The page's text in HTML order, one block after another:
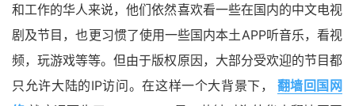
和工作的华人来说，他们依然喜欢看一些在国内的中文电视
剧及节目，也更习惯了使用一些国内本土APP听音乐，看视
频，玩游戏等等。但由于版权原因，大部分受欢迎的节目都
只允许大陆的IP访问。在这样一个大背景下，
翻墙回国网